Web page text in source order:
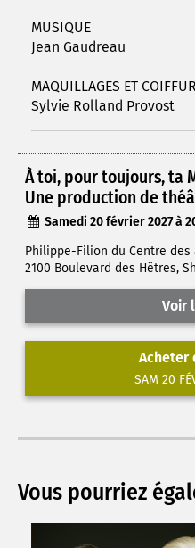
MUSIQUE
Jean Gaudreau
MAQUILLAGES ET
Sylvie Rolland Provost
À toi, pour toujours, ta
Une production de
Samedi 20 février 2027 à
Philippe-Filion du Centre des
2100 Boulevard des Hêtres,
Voir
Acheter
SAM 20
Vous pourriez